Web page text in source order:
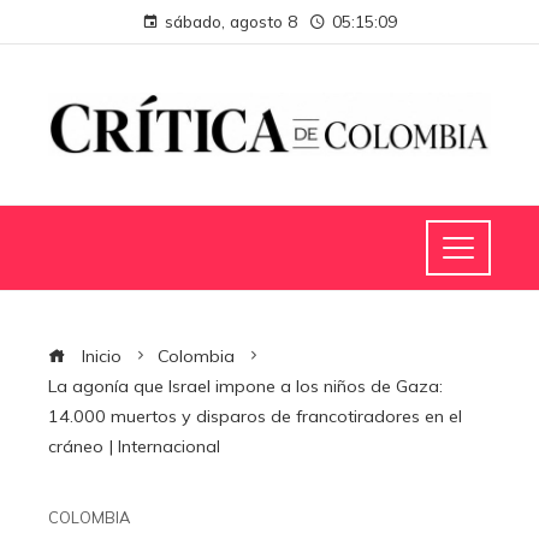
sábado, agosto 8 05:15:10
Inicio
Colombia
La agonía que Israel impone a los niños de Gaza:
14.000 muertos y disparos de francotiradores en el
cráneo | Internacional
COLOMBIA